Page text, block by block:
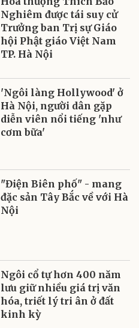
Nghiêm được tái suy cử
Trưởng ban Trị sự Giáo
hội Phật giáo Việt Nam
TP. Hà Nội
'Ngôi làng Hollywood' ở
Hà Nội, người dân gặp
diễn viên nổi tiếng 'như
cơm bữa'
"Điện Biên phố" - mang
đặc sản Tây Bắc về với Hà
Nội
Ngôi cổ tự hơn 400 năm
lưu giữ nhiều giá trị văn
hóa, triết lý tri ân ở đất
kinh kỳ